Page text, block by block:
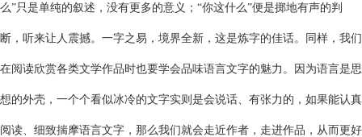
么”只是单纯的叙述，没有更多的意义；“你这什么”便是掷地有声的判
断，听来让人震撼。一字之易，境界全新，这是炼字的佳话。同样，我们
在阅读欣赏各类文学作品时也要学会品味语言文字的魅力。因为语言是思
想的外壳，一个个看似冰冷的文字实则是会说话、有张力的，如果能认真
阅读、细致揣摩语言文字，那么我们就会走近作者，走进作品，从而更好